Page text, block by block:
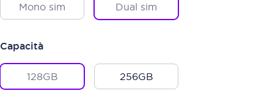
Mono sim Dual sim
Capacità
128GB 256GB